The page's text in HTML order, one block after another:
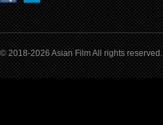
© 2018-2026 Asian Film All rights reserved.